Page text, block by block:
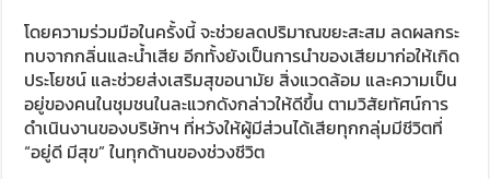
โดยความร่วมมือในครั้งนี้ จะช่วยลดปริมาณขยะสะสม ลดผลกระ
ทบจากกลิ่นและน้ำเสีย อีกทั้งยังเป็นการนำของเสียมาก่อให้เกิด
ประโยชน์ และช่วยส่งเสริมสุขอนามัย สิ่งแวดล้อม และความเป็น
อยู่ของคนในชุมชนในละแวกดังกล่าวให้ดีขึ้น ตามวิสัยทัศน์การ
ดำเนินงานของบริษัทฯ ที่หวังให้ผู้มีส่วนได้เสียทุกกลุ่มมีชีวิตที่
“อยู่ดี มีสุข” ในทุกด้านของช่วงชีวิต